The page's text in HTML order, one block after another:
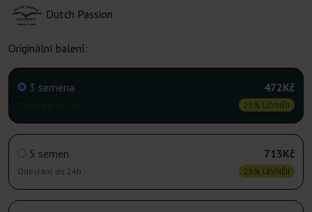
Dutch Passion
Originální balení:
3 semena 472Kč
25% LEVNĚJI
5 semen
Odeslání do 24h
713Kč
25% LEVNĚJI